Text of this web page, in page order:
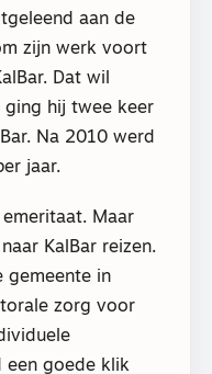
aan de
zijn werk voort
Dat wil
hij twee keer
Na 2010 werd
jaar.
Maar
KalBar reizen.
gemeente in
zorg voor
een goede klik